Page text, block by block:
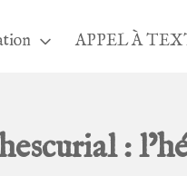
APPEL À
: